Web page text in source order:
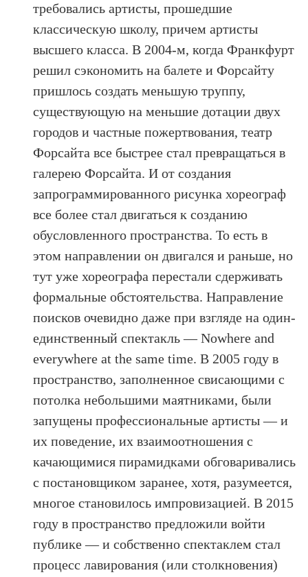
требовались артисты, прошедшие
классическую школу, причем артисты
высшего класса. В 2004-м, когда Франкфурт
решил сэкономить на балете и Форсайту
пришлось создать меньшую труппу,
существующую на меньшие дотации двух
городов и частные пожертвования, театр
Форсайта все быстрее стал превращаться в
галерею Форсайта. И от создания
запрограммированного рисунка хореограф
все более стал двигаться к созданию
обусловленного пространства. То есть в
этом направлении он двигался и раньше, но
тут уже хореографа перестали сдерживать
формальные обстоятельства. Направление
поисков очевидно даже при взгляде на один-
единственный спектакль — Nowhere and
everywhere at the same time. В 2005 году в
пространство, заполненное свисающими с
потолка небольшими маятниками, были
запущены профессиональные артисты — и
их поведение, их взаимоотношения с
качающимися пирамидками обговаривались
с постановщиком заранее, хотя, разумеется,
многое становилось импровизацией. В 2015
году в пространство предложили войти
публике — и собственно спектаклем стал
процесс лавирования (или столкновения)